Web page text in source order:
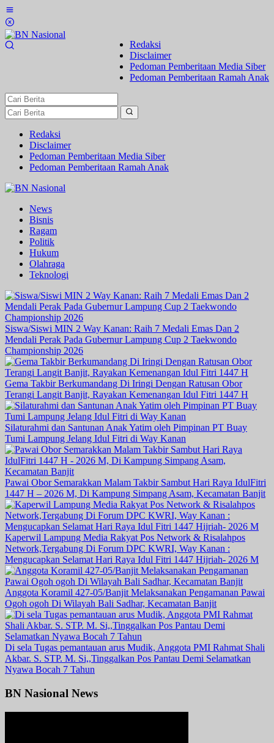
Lewati
ke
konten
Redaksi
Disclaimer
Pedoman Pemberitaan Media Siber
Pedoman Pemberitaan Ramah Anak
Redaksi
Disclaimer
Pedoman Pemberitaan Media Siber
Pedoman Pemberitaan Ramah Anak
News
Bisnis
Ragam
Politik
Hukum
Olahraga
Teknologi
Siswa/Siswi MIN 2 Way Kanan: Raih 7 Medali Emas Dan 2
Mendali Perak Pada Gubernur Lampung Cup 2 Taekwondo
Championship 2026
Gema Takbir Berkumandang Di Iringi Dengan Ratusan Obor
Terangi Langit Banjit, Rayakan Kemenangan Idul Fitri 1447 H
Silaturahmi dan Santunan Anak Yatim oleh Pimpinan PT Buay
Tumi Lampung Jelang Idul Fitri di Way Kanan
Pawai Obor Semarakkan Malam Takbir Sambut Hari Raya IdulFitri
1447 H – 2026 M, Di Kampung Simpang Asam, Kecamatan Banjit
Kaperwil Lampung Media Rakyat Pos Network & Risalahpos
Network,Tergabung Di Forum DPC KWRI, Way Kanan :
Mengucapkan Selamat Hari Raya Idul Fitri 1447 Hijriah- 2026 M
Anggota Koramil 427-05/Banjit Melaksanakan Pengamanan Pawai
Ogoh ogoh Di Wilayah Bali Sadhar, Kecamatan Banjit
Di sela Tugas pemantauan arus Mudik, Anggota PMI Rahmat Shali
Akbar. S. STP. M. Si,,Tinggalkan Pos Pantau Demi Selamatkan
Nyawa Bocah 7 Tahun
BN Nasional News